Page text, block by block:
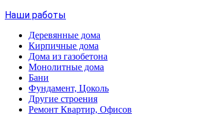
Наши работы
Деревянные дома
Кирпичные дома
Дома из газобетона
Монолитные дома
Бани
Фундамент, Цоколь
Другие строения
Ремонт Квартир, Офисов